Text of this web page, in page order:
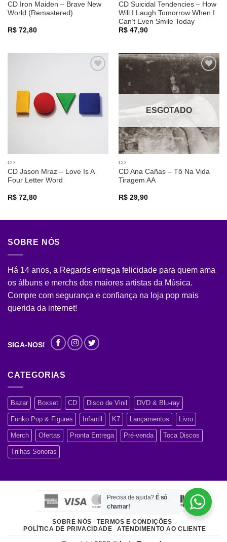
CD Iron Maiden – Brave New
World (Remastered)
R$72,80
CD Suicidal Tendencies – How
Will I Laugh Tomorrow When I
Can’t Even Smile Today
R$47,90
desejos
CD
CD Jason Mraz – Love Is A
Four Letter Word
R$72,80
a lista de
desejos
ESGOTADO
CD
CD Ana Cañas – Tô Na Vida
Tiragem AA
R$29,90
SOBRE NÓS
Há 14 anos, a Regards entrega felicidade para quem ama
os álbuns e merchs dos maiores artistas da Música.
Compre com segurança e confiança na loja pop mais
querida da internet!
SIGA-NOS!
CATEGORIAS
Bazar Boxset CD Disco de Vinil DVD & Blu-ray
Funko Pop & Figures Infantil K7 Lançamentos Livro
Merch Ofertas Pronta Entrega Pré-venda Toca Discos
Trilhas Sonoras
SOBRE NÓS
TERMOS E CONDIÇÕES
POLÍTICA DE PRIVACIDADE
ATENDIMENTO AO CLIENTE
Precisa de ajuda? É só
chamar!